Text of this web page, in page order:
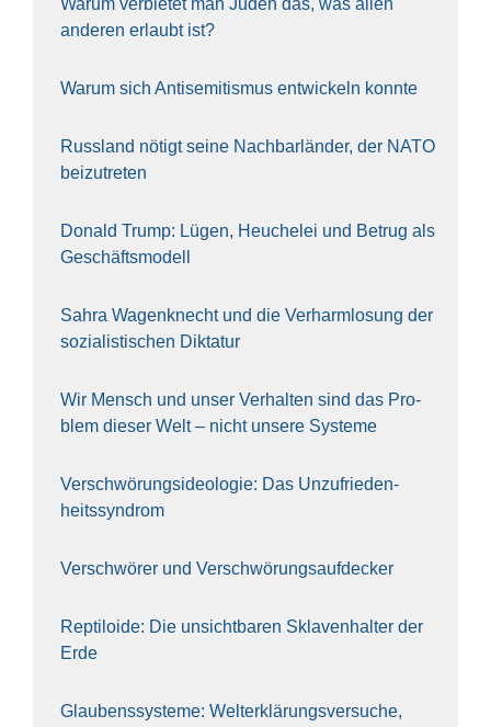
War­um ver­bie­tet man Juden das, was allen
ande­ren erlaubt ist?
War­um sich Anti­se­mi­tis­mus ent­wi­ckeln konn­te
Russ­land nötigt sei­ne Nach­bar­län­der, der NATO
bei­zu­tre­ten
Donald Trump: Lügen, Heu­che­lei und Betrug als
Geschäfts­mo­dell
Sahra Wagen­knecht und die Ver­harm­lo­sung der
sozia­lis­ti­schen Dik­ta­tur
Wir Mensch und unser Ver­hal­ten sind das Pro­
blem die­ser Welt – nicht unse­re Sys‍te‍me
Ver­schwö­rungs­ideo­lo­gie: Das Unzufrieden­
heitssyndrom
Ver­schwö­rer und Verschwörungs­aufdecker
Rep­ti­lo­ide: Die unsicht­ba­ren Skla­ven­hal­ter der
Erde
Glau­bens­sys­te­me: Welt­erklä­rungs­ver­su­che,